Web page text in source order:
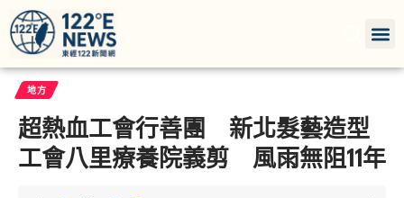
地方
超熱血工會行善團 新北髮藝造型
工會八里療養院義剪 風雨無阻11年